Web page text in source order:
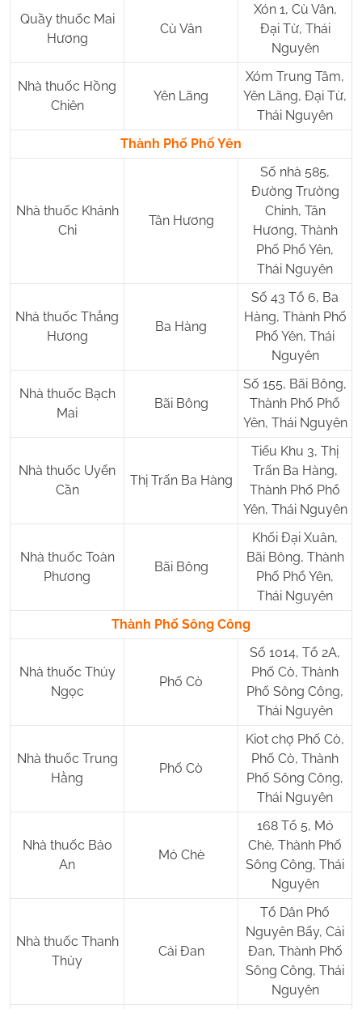
Quầy thuốc Mai
Hương
Cù Vân
Xón 1, Cù Vân,
Đại Từ, Thái
Nguyên
Nhà thuốc Hồng
Chiên
Yên Lãng
Xóm Trung Tâm,
Yên Lãng, Đại Từ,
Thái Nguyên
Thành Phố Phổ Yên
Nhà thuốc Khánh
Chi
Tân Hương
Số nhà 585,
Đường Trường
Chinh, Tân
Hương, Thành
Phố Phổ Yên,
Thái Nguyên
Nhà thuốc Thắng
Hương
Ba Hàng
Số 43 Tổ 6, Ba
Hàng, Thành Phố
Phổ Yên, Thái
Nguyên
Nhà thuốc Bạch
Mai
Bãi Bông
Số 155, Bãi Bông,
Thành Phố Phổ
Yên, Thái Nguyên
Nhà thuốc Uyển
Cần
Thị Trấn Ba Hàng
Tiểu Khu 3, Thị
Trấn Ba Hàng,
Thành Phố Phổ
Yên, Thái Nguyên
Nhà thuốc Toàn
Phương
Bãi Bông
Khối Đại Xuân,
Bãi Bông, Thành
Phố Phổ Yên,
Thái Nguyên
Thành Phố Sông Công
Nhà thuốc Thúy
Ngọc
Phố Cò
Số 1014, Tổ 2A,
Phố Cò, Thành
Phố Sông Công,
Thái Nguyên
Nhà thuốc Trung
Hằng
Phố Cò
Kiot chợ Phố Cò,
Phố Cò, Thành
Phố Sông Công,
Thái Nguyên
Nhà thuốc Bảo
An
Mỏ Chè
168 Tổ 5, Mỏ
Chè, Thành Phố
Sông Công, Thái
Nguyên
Nhà thuốc Thanh
Thủy
Cải Đan
Tổ Dân Phố
Nguyên Bẩy, Cải
Đan, Thành Phố
Sông Công, Thái
Nguyên